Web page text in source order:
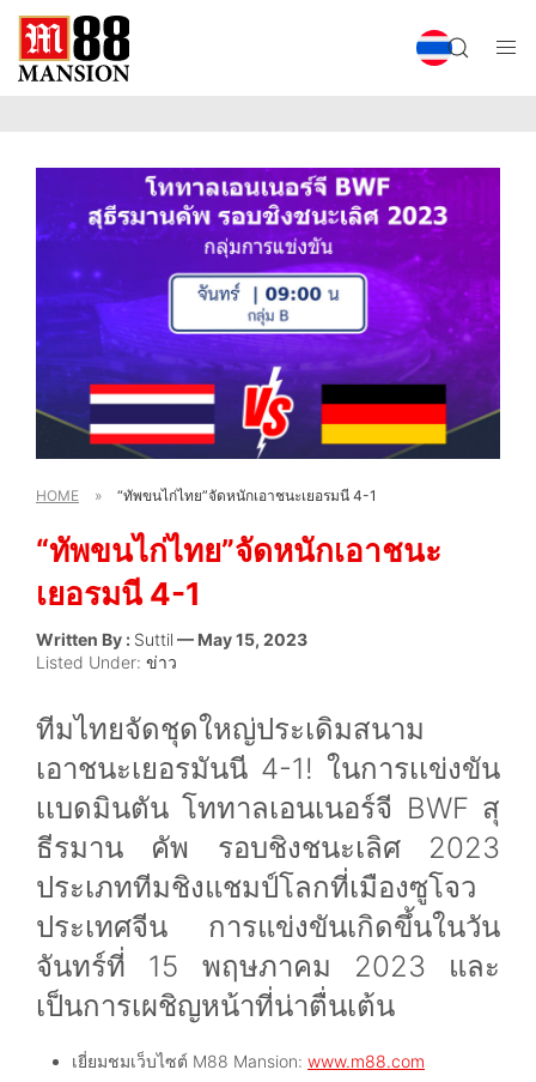
HOME » “ทัพขนไก่ไทย”จัดหนักเอาชนะเยอรมนี 4-1
“ทัพขนไก่ไทย”จัดหนักเอาชนะ
เยอรมนี 4-1
Written By : Suttil — May 15, 2023
Listed Under: ข่าว
ทีมไทยจัดชุดใหญ่ประเดิมสนาม
เอาชนะเยอรมันนี 4-1! ในการเเข่งขัน
เเบดมินตัน โททาลเอนเนอร์จี BWF สุ
ธีรมาน คัพ รอบชิงชนะเลิศ 2023
ประเภททีมชิงแชมป์โลกที่เมืองซูโจว
ประเทศจีน การแข่งขันเกิดขึ้นในวัน
จันทร์ที่ 15 พฤษภาคม 2023 และ
เป็นการเผชิญหน้าที่น่าตื่นเต้น
เยี่ยมชมเว็บไซต์ M88 Mansion: www.m88.com